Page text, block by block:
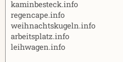
kaminbesteck.info
regencape.info
weihnachtskugeln.info
arbeitsplatz.info
leihwagen.info